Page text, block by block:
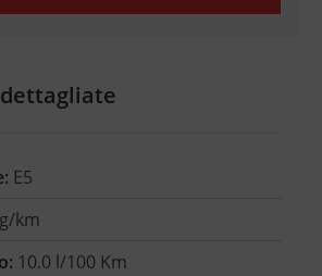
E5
km
10.0 l/100 Km